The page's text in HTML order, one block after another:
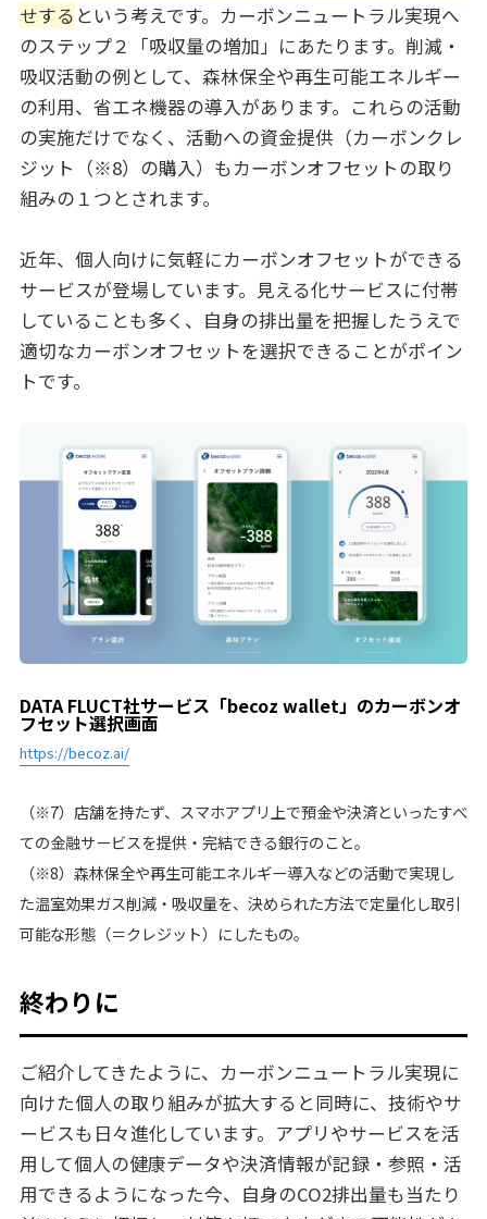
せする という考えです。カーボンニュートラル実現へ
のステップ２「吸収量の増加」にあたります。削減・
吸収活動の例として、森林保全や再生可能エネルギー
の利用、省エネ機器の導入があります。これらの活動
の実施だけでなく、活動への資金提供（カーボンクレ
ジット（※8）の購入）もカーボンオフセットの取り
組みの１つとされます。
近年、個人向けに気軽にカーボンオフセットができる
サービスが登場しています。見える化サービスに付帯
していることも多く、自身の排出量を把握したうえで
適切なカーボンオフセットを選択できることがポイン
トです。
DATA FLUCT社サービス「becoz wallet」のカーボンオ
フセット選択画面
https://becoz.ai/
（※7）店舗を持たず、スマホアプリ上で預金や決済といったすべ
ての金融サービスを提供・完結できる銀行のこと。
（※8）森林保全や再生可能エネルギー導入などの活動で実現し
た温室効果ガス削減・吸収量を、決められた方法で定量化し取引
可能な形態（＝クレジット）にしたもの。
終わりに
ご紹介してきたように、カーボンニュートラル実現に
向けた個人の取り組みが拡大すると同時に、技術やサ
ービスも日々進化しています。アプリやサービスを活
用して個人の健康データや決済情報が記録・参照・活
用できるようになった今、自身のCO2排出量も当たり